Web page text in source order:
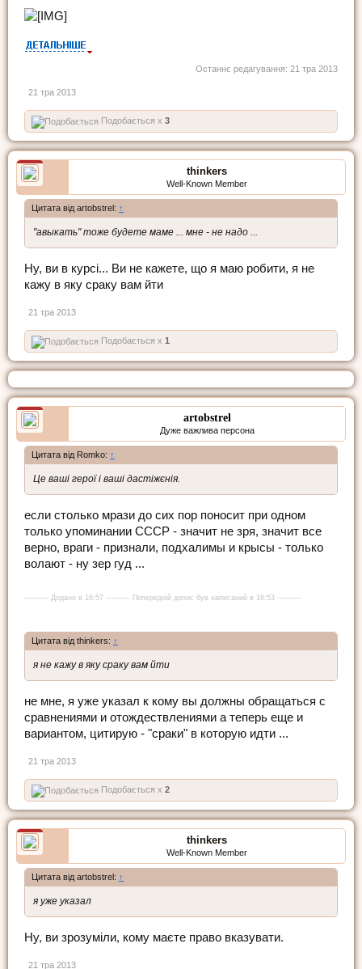
Останнє редагування: 21 тра 2013
21 тра 2013
Подобається x 3
thinkers
Well-Known Member
Цитата від artobstrel: ↑
"авыкать" тоже будете маме ... мне - не надо ...
Ну, ви в курсі... Ви не кажете, що я маю робити, я не
кажу в яку сраку вам йти
21 тра 2013
Подобається x 1
artobstrel
Дуже важлива персона
Цитата від Romko: ↑
Це ваші герої і ваші дастіжєнія.
если столько мрази до сих пор поносит при одном
только упоминании СССР - значит не зря, значит все
верно, враги - признали, подхалимы и крысы - только
волают - ну зер гуд ...
---------- Додано в 16:57 ---------- Попередній допис був написаний в 16:53 ----------
Цитата від thinkers: ↑
я не кажу в яку сраку вам йти
не мне, я уже указал к кому вы должны обращаться с
сравнениями и отождествлениями а теперь еще и
вариантом, цитирую - "сраки" в которую идти ...
21 тра 2013
Подобається x 2
thinkers
Well-Known Member
Цитата від artobstrel: ↑
я уже указал
Ну, ви зрозуміли, кому маєте право вказувати.
21 тра 2013